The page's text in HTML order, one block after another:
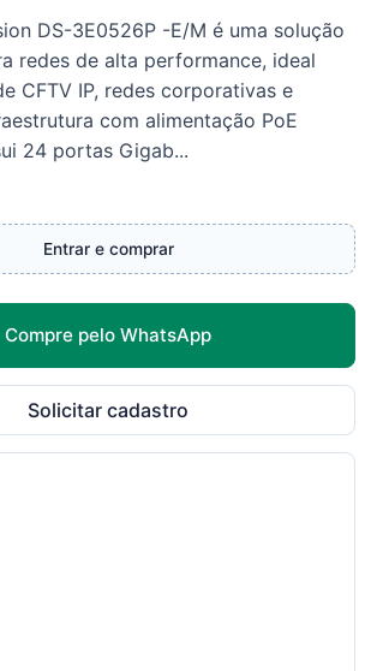
DS-3E0526P -E/M é uma solução
redes de alta performance, ideal
CFTV IP, redes corporativas e
com alimentação PoE
24 portas Gigab...
Entrar e comprar
Compre pelo WhatsApp
Solicitar cadastro